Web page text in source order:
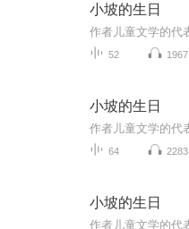
小坡的生日
52 1967
小坡的生日
64 2283
小坡的生日